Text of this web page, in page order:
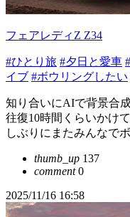
フェアレディZ Z34
#ひとり旅 #夕日と愛車
イブ #ボウリングしたい
知り合いにAIで背景合
往復10時間くらいかけ
しぶりにまたみんなで
thumb_up 137
comment0
2025/11/16 16:58